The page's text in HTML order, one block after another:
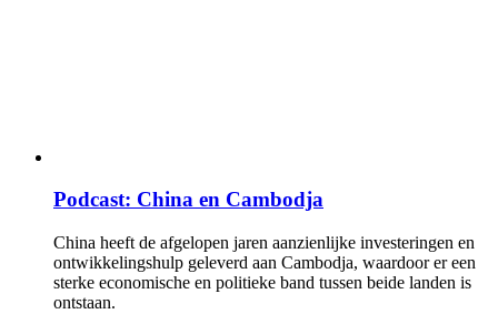
Podcast: China en Cambodja
China heeft de afgelopen jaren aanzienlijke investeringen en
ontwikkelingshulp geleverd aan Cambodja, waardoor er een
sterke economische en politieke band tussen beide landen is
ontstaan.